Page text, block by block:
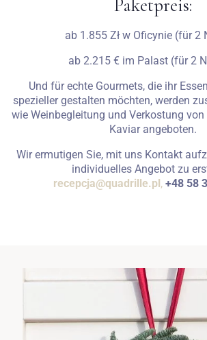
Paketpreis:
ab 1.855 Zł w Oficynie (für 2
ab 2.215 € im Palast (für 2
Und für echte Gourmets, die ihr
spezieller gestalten möchten, werden
wie Weinbegleitung und Verkostung von
Kaviar angeboten.
Wir ermutigen Sie, mit uns Kontakt
individuelles Angebot zu
recepcja@quadrille.pl , +48 58